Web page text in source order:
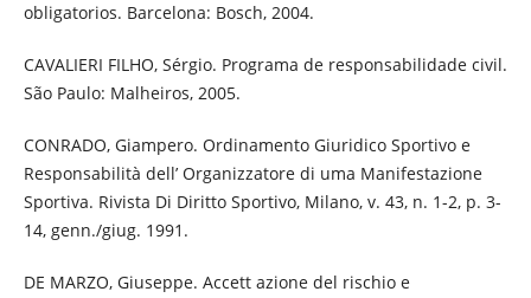
obligatorios. Barcelona: Bosch, 2004.
CAVALIERI FILHO, Sérgio. Programa de responsabilidade civil.
São Paulo: Malheiros, 2005.
CONRADO, Giampero. Ordinamento Giuridico Sportivo e
Responsabilità dell’ Organizzatore di uma Manifestazione
Sportiva. Rivista Di Diritto Sportivo, Milano, v. 43, n. 1-2, p. 3-
14, genn./giug. 1991.
DE MARZO, Giuseppe. Accett azione del rischio e